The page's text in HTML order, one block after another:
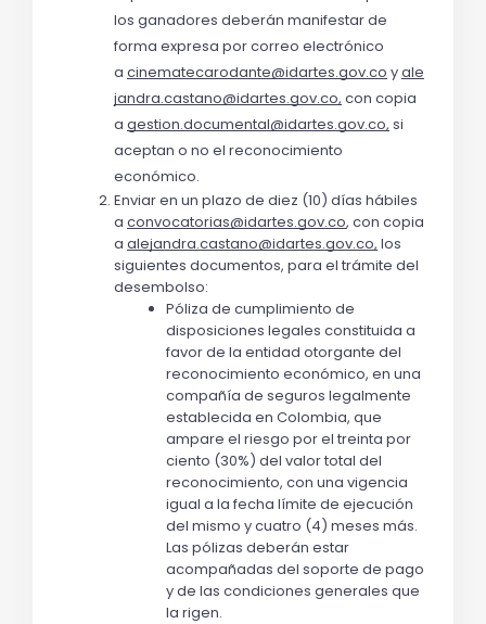
los ganadores deberán manifestar de
forma expresa por correo electrónico
a cinematecarodante@idartes.gov.co yale
jandra.castano@idartes.gov.co, con copia
a gestion.documental@idartes.gov.co, si
aceptan o no el reconocimiento
económico.
Enviar en un plazo de diez (10) días hábiles
a convocatorias@idartes.gov.co, con copia
a alejandra.castano@idartes.gov.co, los
siguientes documentos, para el trámite del
desembolso:
Póliza de cumplimiento de
disposiciones legales constituida a
favor de la entidad otorgante del
reconocimiento económico, en una
compañía de seguros legalmente
establecida en Colombia, que
ampare el riesgo por el treinta por
ciento (30%) del valor total del
reconocimiento, con una vigencia
igual a la fecha límite de ejecución
del mismo y cuatro (4) meses más.
Las pólizas deberán estar
acompañadas del soporte de pago
y de las condiciones generales que
la rigen.